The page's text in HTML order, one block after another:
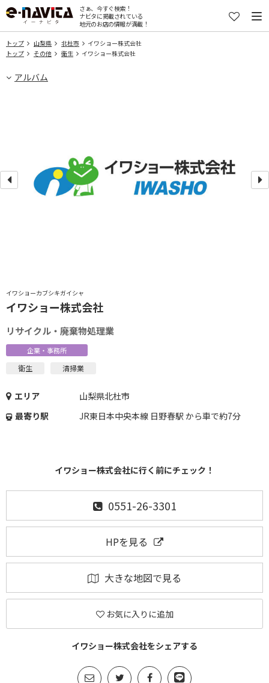
さぁ、今すぐ検索！
ナビタに掲載されている
地元のお店の情報が満載！
トップ 山梨県 北杜市
イワショー株式会社
トップ
その他 衛生 イワショー株式会社
アルバム
イワショーカブシキガイシャ
イワショー株式会社
リサイクル・廃棄物処理業
企業・事務所
衛生 清掃業
エリア
山梨県北杜市
最寄り駅
JR東日本中央本線 日野春駅 から車で約7分
イワショー株式会社に行く前にチェック！
0551-26-3301
HPを見る
大きな地図で見る
お気に入りに追加
イワショー株式会社をシェアする